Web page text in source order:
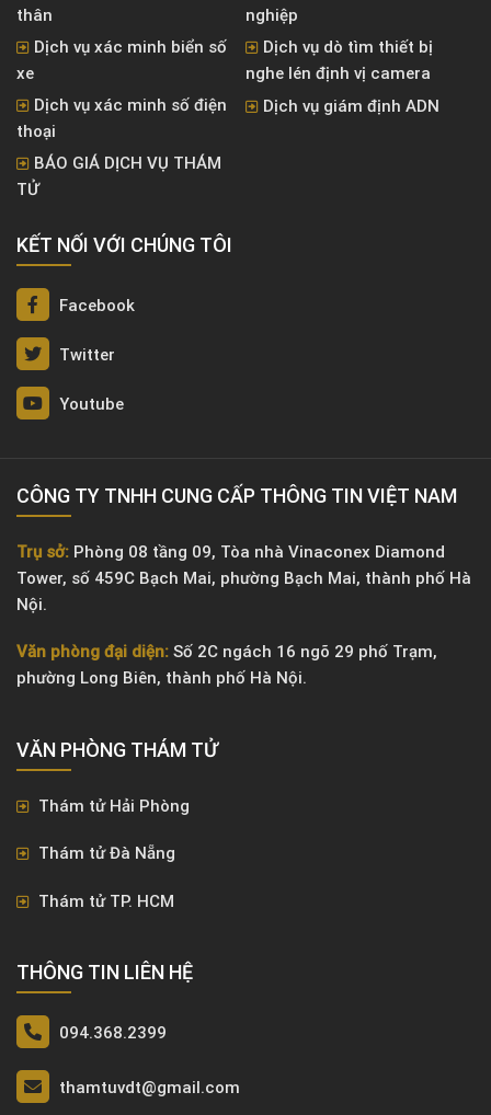
thân
nghiệp
Dịch vụ xác minh biển số
xe
Dịch vụ dò tìm thiết bị
nghe lén định vị camera
Dịch vụ xác minh số điện
thoại
Dịch vụ giám định ADN
BÁO GIÁ DỊCH VỤ THÁM
TỬ
KẾT NỐI VỚI CHÚNG TÔI
Facebook
Twitter
Youtube
CÔNG TY TNHH CUNG CẤP THÔNG TIN VIỆT NAM
Trụ sở: Phòng 08 tầng 09, Tòa nhà Vinaconex Diamond
Tower, số 459C Bạch Mai, phường Bạch Mai, thành phố Hà
Nội.
Văn phòng đại diện: Số 2C ngách 16 ngõ 29 phố Trạm,
phường Long Biên, thành phố Hà Nội.
VĂN PHÒNG ​THÁM TỬ
Thám tử Hải Phòng
Thám tử Đà Nẵng
Thám tử TP. HCM
THÔNG TIN LIÊN HỆ
094.368.2399
thamtuvdt@gmail.com